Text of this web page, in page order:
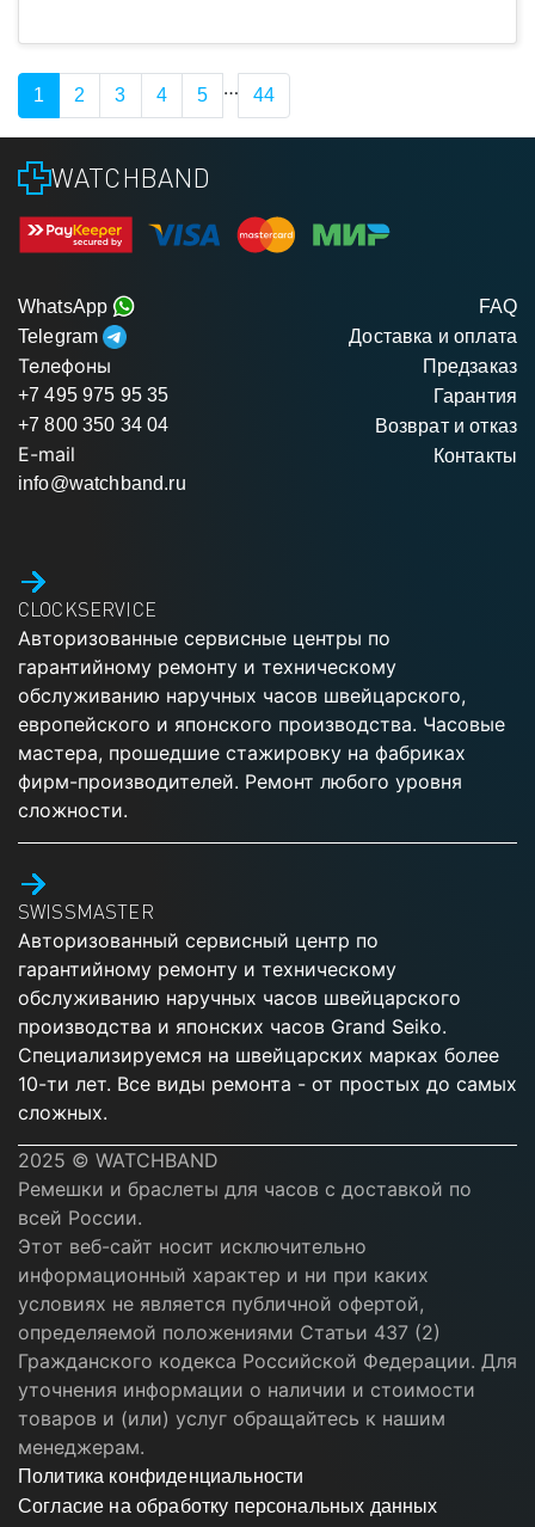
1 2 3 4 5 … 44
WATCHBAND
WhatsApp
Telegram
Телефоны
+7 495 975 95 35
+7 800 350 34 04
E-mail
info@watchband.ru
FAQ
Доставка и оплата
Предзаказ
Гарантия
Возврат и отказ
Контакты
CLOCKSERVICE
Авторизованные сервисные центры по
гарантийному ремонту и техническому
обслуживанию наручных часов швейцарского,
европейского и японского производства. Часовые
мастера, прошедшие стажировку на фабриках
фирм-производителей. Ремонт любого уровня
сложности.
SWISSMASTER
Авторизованный сервисный центр по
гарантийному ремонту и техническому
обслуживанию наручных часов швейцарского
производства и японских часов Grand Seiko.
Специализируемся на швейцарских марках более
10-ти лет. Все виды ремонта - от простых до самых
сложных.
2025 © WATCHBAND
Ремешки и браслеты для часов с доставкой по
всей России.
Этот веб-сайт носит исключительно
информационный характер и ни при каких
условиях не является публичной офертой,
определяемой положениями Статьи 437 (2)
Гражданского кодекса Российской Федерации. Для
уточнения информации о наличии и стоимости
товаров и (или) услуг обращайтесь к нашим
менеджерам.
Политика конфиденциальности
Согласие на обработку персональных данных